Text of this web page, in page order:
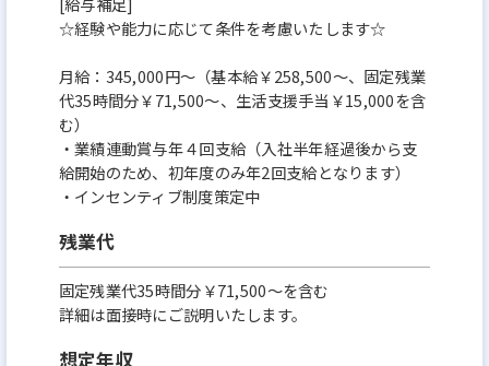
☆経験や能力に応じて条件を考慮いたします☆
月給：345,000円～（基本給￥258,500～、固定残業
代35時間分￥71,500～、生活支援手当￥15,000を含
む）
・業績連動賞与年４回支給（入社半年経過後から支
給開始のため、初年度のみ年2回支給となります）
・インセンティブ制度策定中
残業代
固定残業代35時間分￥71,500～を含む
詳細は面接時にご説明いたします。
想定年収